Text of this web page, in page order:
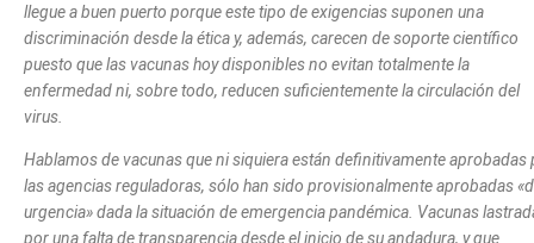
llegue a buen puerto porque este tipo de exigencias suponen una
discriminación desde la ética y, además, carecen de soporte científico
puesto que las vacunas hoy disponibles no evitan totalmente la
enfermedad ni, sobre todo, reducen suficientemente la circulación del
virus.
Hablamos de vacunas que ni siquiera están definitivamente aprobadas
las agencias reguladoras, sólo han sido provisionalmente aprobadas
urgencia» dada la situación de emergencia pandémica. Vacunas
por una falta de transparencia desde el inicio de su andadura, y que